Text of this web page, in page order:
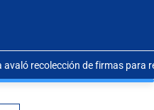
avaló recolección de firmas para